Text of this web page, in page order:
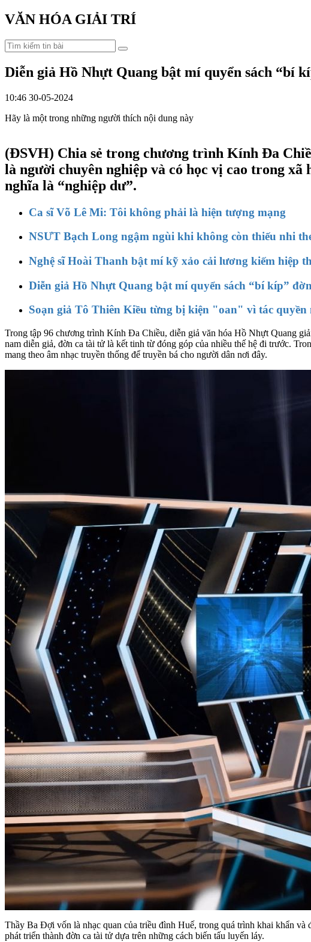
VĂN HÓA GIẢI TRÍ
Diễn giả Hồ Nhựt Quang bật mí quyển sách “bí
10:46 30-05-2024
Hãy là một trong những người thích nội dung này
(ĐSVH) Chia sẻ trong chương trình Kính Đa
là người chuyên nghiệp và có học vị cao trong
nghĩa là “nghiệp dư”.
Ca sĩ Võ Lê Mi: Tôi không phải là hiện tượng mạng
NSƯT Bạch Long ngậm ngùi khi không còn thiếu nhi
Nghệ sĩ Hoài Thanh bật mí kỹ xảo cải lương kiếm hiệp
Diễn giả Hồ Nhựt Quang bật mí quyển sách “bí kíp”
Soạn giả Tô Thiên Kiều từng bị kiện "oan" vì tác quyền
Trong tập 96 chương trình Kính Đa Chiều, diễn giả văn hóa Hồ Nhựt Quang
nam diễn giả, đờn ca tài tử là kết tinh từ đóng góp của nhiều thế hệ đi trước.
mang theo âm nhạc truyền thống để truyền bá cho người dân nơi đây.
Thầy Ba Đợi vốn là nhạc quan của triều đình Huế, trong quá trình khai khẩn và
phát triển thành đờn ca tài tử dựa trên những cách biến tấu luyến láy.